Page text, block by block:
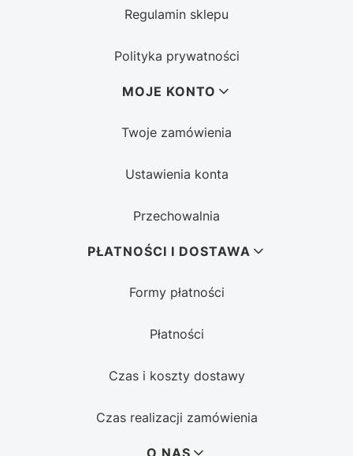
Regulamin sklepu
Polityka prywatności
MOJE KONTO
Twoje zamówienia
Ustawienia konta
Przechowalnia
PŁATNOŚCI I DOSTAWA
Formy płatności
Płatności
Czas i koszty dostawy
Czas realizacji zamówienia